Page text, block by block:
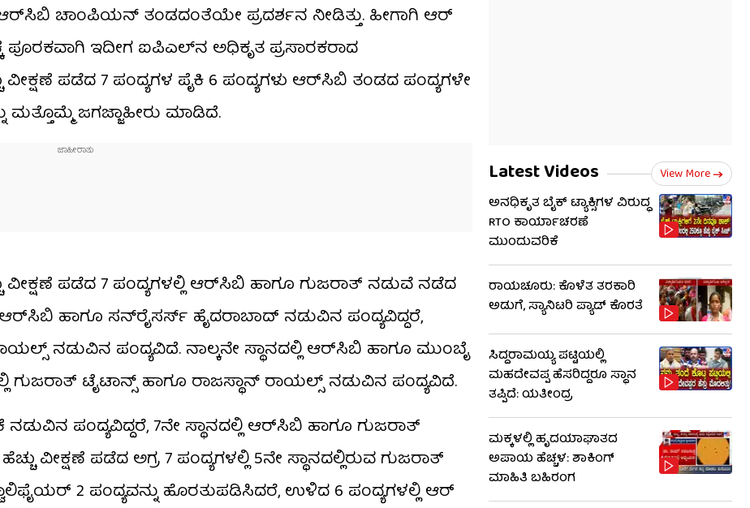
ಆರ್​ಸಿಬಿ ಚಾಂಪಿಯನ್ ತಂಡದಂತೆಯೇ ಪ್ರದರ್ಶನ ನೀಡಿತ್ತು. ಹೀಗಾಗಿ ಆರ್​
ಪೂರಕವಾಗಿ ಇದೀಗ ಐಪಿಎಲ್​ನ ಅಧಿಕೃತ ಪ್ರಸಾರಕರಾದ
ಪಡೆದ 7 ಪಂದ್ಯಗಳ ಪೈಕಿ 6 ಪಂದ್ಯಗಳು ಆರ್​ಸಿಬಿ ತಂಡದ ಪಂದ್ಯಗಳೇ
ಜಗಜ್ಜಾಹೀರು ಮಾಡಿದೆ.
ಪಡೆದ 7 ಪಂದ್ಯಗಳಲ್ಲಿ ಆರ್​ಸಿಬಿ ಹಾಗೂ ಗುಜರಾತ್ ನಡುವೆ ನಡೆದ
ಆರ್​ಸಿಬಿ ಹಾಗೂ ಸನ್‌ರೈಸರ್ಸ್ ಹೈದರಾಬಾದ್ ನಡುವಿನ ಪಂದ್ಯವಿದ್ದರೆ,
ನಡುವಿನ ಪಂದ್ಯವಿದೆ. ನಾಲ್ಕನೇ ಸ್ಥಾನದಲ್ಲಿ ಆರ್​ಸಿಬಿ ಹಾಗೂ ಮುಂಬೈ
ಗುಜರಾತ್ ಟೈಟಾನ್ಸ್ ಹಾಗೂ ರಾಜಸ್ಥಾನ್ ರಾಯಲ್ಸ್ ನಡುವಿನ ಪಂದ್ಯವಿದೆ.
ಪಂದ್ಯವಿದ್ದರೆ, 7ನೇ ಸ್ಥಾನದಲ್ಲಿ ಆರ್​ಸಿಬಿ ಹಾಗೂ ಗುಜರಾತ್
ವೀಕ್ಷಣೆ ಪಡೆದ ಅಗ್ರ 7 ಪಂದ್ಯಗಳಲ್ಲಿ 5ನೇ ಸ್ಥಾನದಲ್ಲಿರುವ ಗುಜರಾತ್
2 ಪಂದ್ಯವನ್ನು ಹೊರತುಪಡಿಸಿದರೆ, ಉಳಿದ 6 ಪಂದ್ಯಗಳಲ್ಲಿ ಆರ್​
Latest Videos View More
ಅನಧಿಕೃತ ಬೈಕ್ ಟ್ಯಾಕ್ಸಿಗಳ ವಿರುದ್ಧ
RTO ಕಾರ್ಯಾಚರಣೆ
ಮುಂದುವರಿಕೆ
ರಾಯಚೂರು: ಕೊಳೆತ ತರಕಾರಿ
ಅಡುಗೆ, ಸ್ಯಾನಿಟರಿ ಪ್ಯಾಡ್ ಕೊರತೆ
ಸಿದ್ದರಾಮಯ್ಯ ಪಟ್ಟಿಯಲ್ಲಿ
ಮಹದೇವಪ್ಪ ಹೆಸರಿದ್ದರೂ ಸ್ಥಾನ
ತಪ್ಪಿದೆ: ಯತೀಂದ್ರ
ಮಕ್ಕಳಲ್ಲಿ ಹೃದಯಾಘಾತದ
ಅಪಾಯ ಹೆಚ್ಚಳ: ಶಾಕಿಂಗ್​​
ಮಾಹಿತಿ ಬಹಿರಂಗ